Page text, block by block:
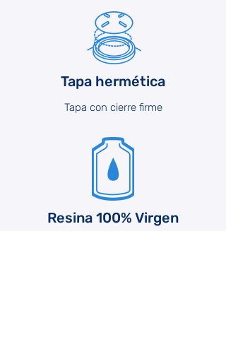
Tapa hermética
Tapa con cierre firme
Resina 100% Virgen